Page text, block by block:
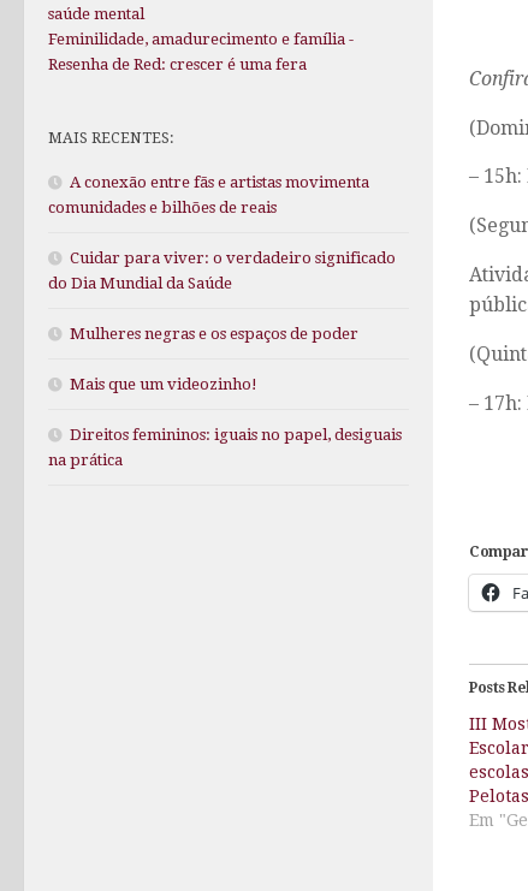
–
–
Posts
III
Pelotas
Em
saúde mental
Feminilidade, amadurecimento e família -
Resenha de Red: crescer é uma fera
MAIS RECENTES:
A conexão entre fãs e artistas movimenta
comunidades e bilhões de reais
Cuidar para viver: o verdadeiro significado
do Dia Mundial da Saúde
Mulheres negras e os espaços de poder
Mais que um videozinho!
Direitos femininos: iguais no papel, desiguais
na prática